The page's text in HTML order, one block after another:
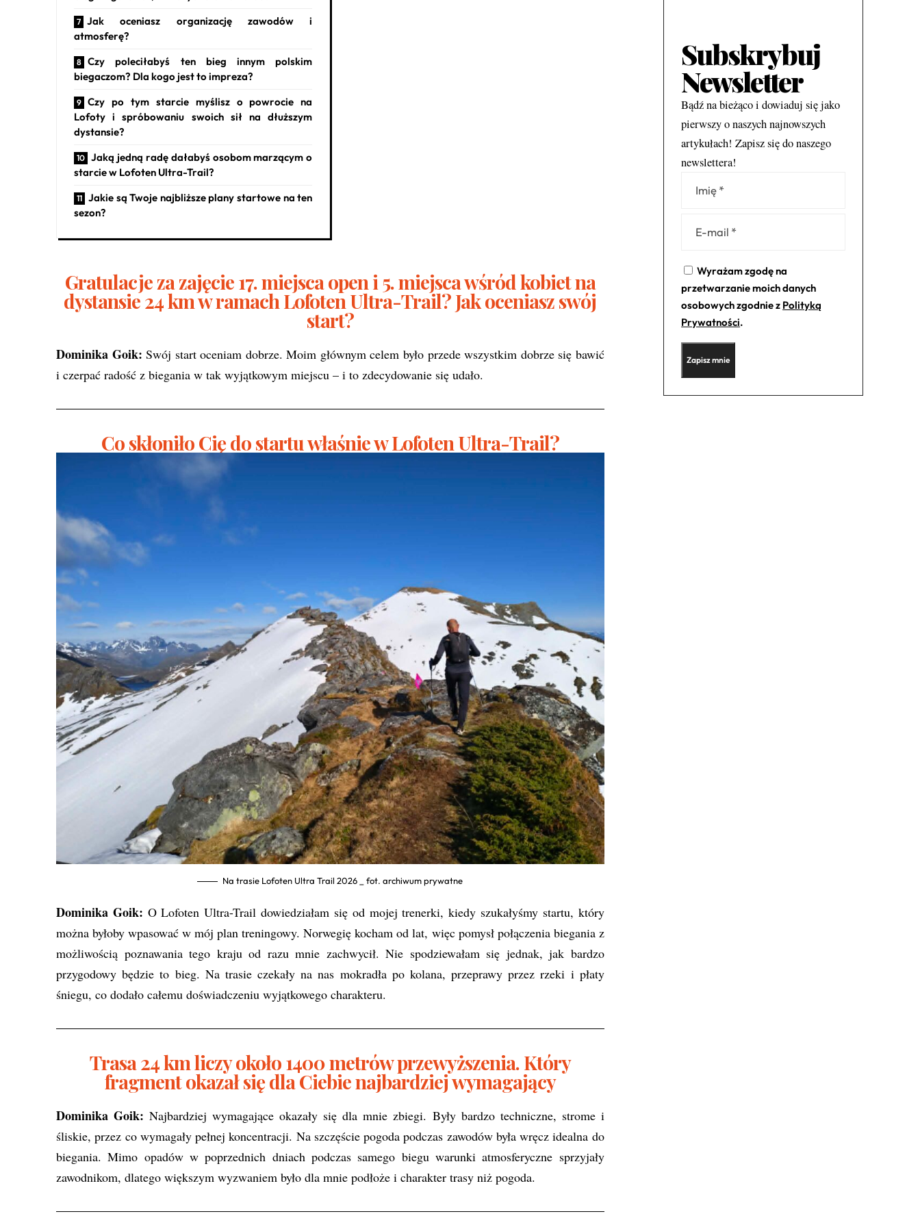
Jak oceniasz organizację zawodów i
atmosferę?
Czy poleciłabyś ten bieg innym polskim
biegaczom? Dla kogo jest to impreza?
Czy po tym starcie myślisz o powrocie na
Lofoty i spróbowaniu swoich sił na dłuższym
dystansie?
Jaką jedną radę dałabyś osobom marzącym o
starcie w Lofoten Ultra-Trail?
Jakie są Twoje najbliższe plany startowe na ten
sezon?
Gratulacje za zajęcie 17. miejsca open i 5. miejsca wśród kobiet na
dystansie 24 km w ramach Lofoten Ultra-Trail? Jak oceniasz swój
start?
Dominika Goik: Swój start oceniam dobrze. Moim głównym celem było przede wszystkim dobrze się bawić
i czerpać radość z biegania w tak wyjątkowym miejscu – i to zdecydowanie się udało.
Co skłoniło Cię do startu właśnie w Lofoten Ultra-Trail?
Na trasie Lofoten Ultra Trail 2026 _ fot. archiwum prywatne
Dominika Goik: O Lofoten Ultra-Trail dowiedziałam się od mojej trenerki, kiedy szukałyśmy startu, który
można byłoby wpasować w mój plan treningowy. Norwegię kocham od lat, więc pomysł połączenia biegania z
możliwością poznawania tego kraju od razu mnie zachwycił. Nie spodziewałam się jednak, jak bardzo
przygodowy będzie to bieg. Na trasie czekały na nas mokradła po kolana, przeprawy przez rzeki i płaty
śniegu, co dodało całemu doświadczeniu wyjątkowego charakteru.
Trasa 24 km liczy około 1400 metrów przewyższenia. Który
fragment okazał się dla Ciebie najbardziej wymagający
Dominika Goik:Najbardziej wymagające okazały się dla mnie zbiegi. Były bardzo techniczne, strome i
śliskie, przez co wymagały pełnej koncentracji. Na szczęście pogoda podczas zawodów była wręcz idealna do
biegania. Mimo opadów w poprzednich dniach podczas samego biegu warunki atmosferyczne sprzyjały
zawodnikom, dlatego większym wyzwaniem było dla mnie podłoże i charakter trasy niż pogoda.
Subskrybuj
Newsletter
Bądź na bieżąco i dowiaduj się jako
pierwszy o naszych najnowszych
artykułach! Zapisz się do naszego
newslettera!
Wyrażam zgodę na
przetwarzanie moich danych
osobowych zgodnie z Polityką
Prywatności.
Alternative: